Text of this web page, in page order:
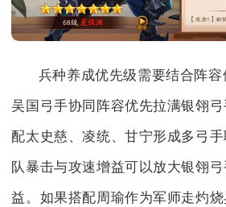
兵种养成优先级需要结合阵
吴国弓手协同阵容优先拉满银翎
配太史慈、凌统、甘宁形成多弓
队暴击与攻速增益可以放大银翎
益。如果搭配周瑜作为军师走灼